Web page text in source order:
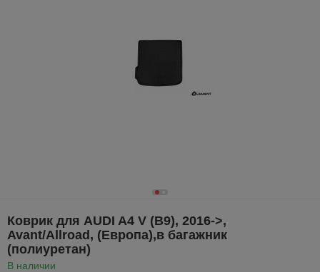
Коврик для AUDI A4 V (B9), 2016->,
Avant/Allroad, (Европа),в багажник
(полиуретан)
В наличии